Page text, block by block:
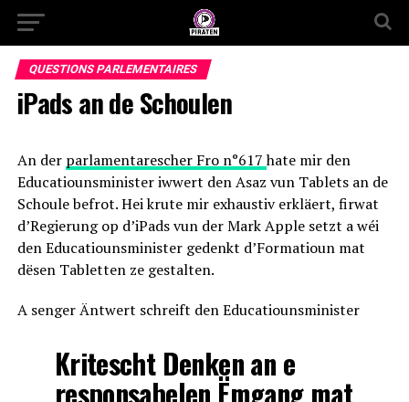
QUESTIONS PARLEMENTAIRES
iPads an de Schoulen
An der parlamentarescher Fro n°617hate mir den
Educatiounsminister iwwert den Asaz vun Tablets an de
Schoule befrot. Hei krute mir exhaustiv erkläert, firwat
d’Regierung op d’iPads vun der Mark Apple setzt a wéi
den Educatiounsminister gedenkt d’Formatioun mat
dësen Tabletten ze gestalten.
A senger Äntwert schreift den Educatiounsminister
Kritescht Denken an e
responsabelen Ëmgang mat